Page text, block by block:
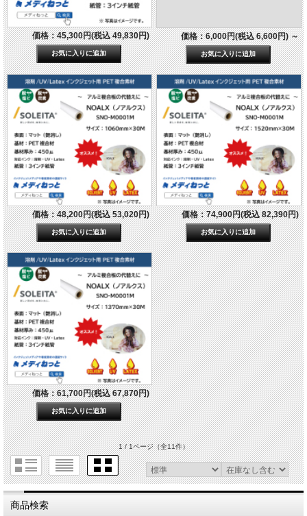
価格：45,300円(税込 49,830円) 価格：6,000円(税込 6,600円)～
価格：48,200円(税込 53,020円) 価格：74,900円(税込 82,390円)
価格：61,700円(税込 67,870円)
1 / 1ページ（全11件）
商品検索